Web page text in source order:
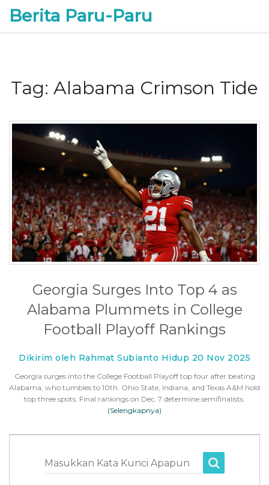
Berita Paru-Paru
Tag: Alabama Crimson Tide
Georgia Surges Into Top 4 as
Alabama Plummets in College
Football Playoff Rankings
Dikirim oleh Rahmat Subianto Hidup 20 Nov 2025
Georgia surges into the College Football Playoff top four after beating
Alabama, who tumbles to 10th. Ohio State, Indiana, and Texas A&M hold
top three spots. Final rankings on Dec. 7 determine semifinalists.
(Selengkapnya)
Masukkan Kata Kunci Apapun